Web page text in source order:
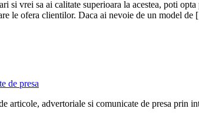
si vrei sa ai calitate superioara la acestea, poti
le ofera clientilor. Daca ai nevoie de un model
articole, advertoriale si comunicate de presa prin